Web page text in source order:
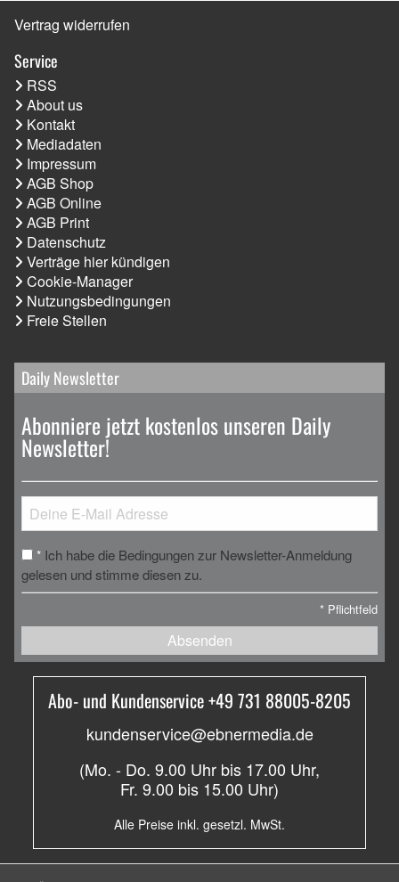
Vertrag widerrufen
Service
RSS
About us
Kontakt
Mediadaten
Impressum
AGB Shop
AGB Online
AGB Print
Datenschutz
Verträge hier kündigen
Cookie-Manager
Nutzungsbedingungen
Freie Stellen
Daily Newsletter
Abonniere jetzt kostenlos unseren Daily
Newsletter!
* Ich habe die Bedingungen zur Newsletter-Anmeldung
gelesen und stimme diesen zu.
* Pflichtfeld
Absenden
Abo- und Kundenservice +49 731 88005-8205
kundenservice@ebnermedia.de
(Mo. - Do. 9.00 Uhr bis 17.00 Uhr,
Fr. 9.00 bis 15.00 Uhr)
Alle Preise inkl. gesetzl. MwSt.